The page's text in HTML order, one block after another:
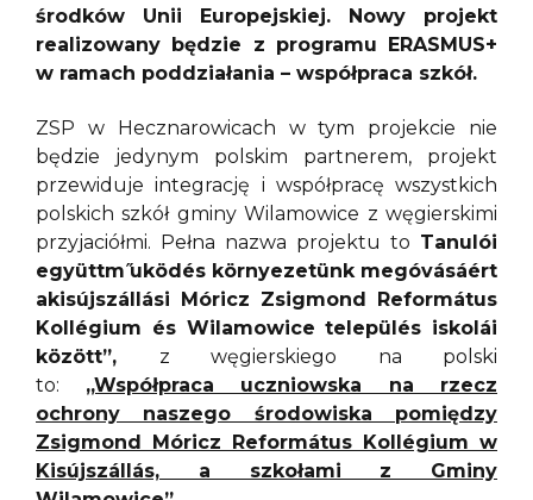
środków Unii Europejskiej. Nowy projekt
realizowany będzie z programu ERASMUS+
w ramach poddziałania – współpraca szkół.
ZSP w Hecznarowicach w tym projekcie nie
będzie jedynym polskim partnerem, projekt
przewiduje integrację i współpracę wszystkich
polskich szkół gminy Wilamowice z węgierskimi
przyjaciółmi. Pełna nazwa projektu to Tanulói
együttm ̋uködés környezetünk megóvásáért
akisújszállási Móricz Zsigmond Református
Kollégium és Wilamowice település iskolái
között”, z węgierskiego na polski
to: „Współpraca uczniowska na rzecz
ochrony naszego środowiska pomiędzy
Zsigmond Móricz Református Kollégium w
Kisújszállás, a szkołami z Gminy